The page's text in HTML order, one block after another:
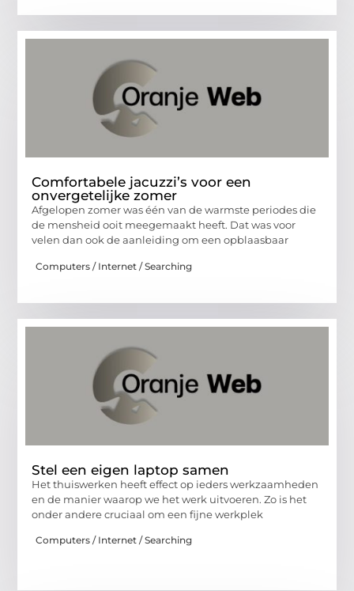
Comfortabele jacuzzi’s voor een
onvergetelijke zomer
Afgelopen zomer was één van de warmste periodes die
de mensheid ooit meegemaakt heeft. Dat was voor
velen dan ook de aanleiding om een opblaasbaar
Computers / Internet / Searching
Stel een eigen laptop samen
Het thuiswerken heeft effect op ieders werkzaamheden
en de manier waarop we het werk uitvoeren. Zo is het
onder andere cruciaal om een fijne werkplek
Computers / Internet / Searching